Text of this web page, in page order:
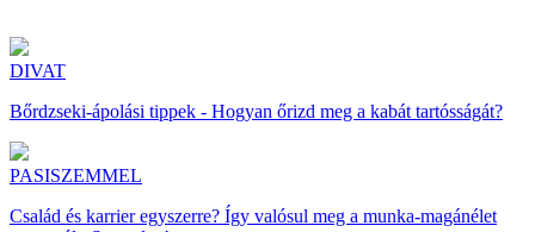
DIVAT
Bőrdzseki-ápolási tippek - Hogyan őrizd meg a kabát tartósságát?
PASISZEMMEL
Család és karrier egyszerre? Így valósul meg a munka-magánélet